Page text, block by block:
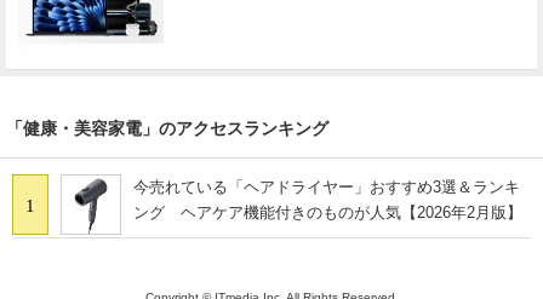
「健康・美容家電」のアクセスランキング
1
今売れている「ヘアドライヤー」おすすめ3選＆ランキ
ング ヘアケア機能付きのものが人気【2026年2月版】